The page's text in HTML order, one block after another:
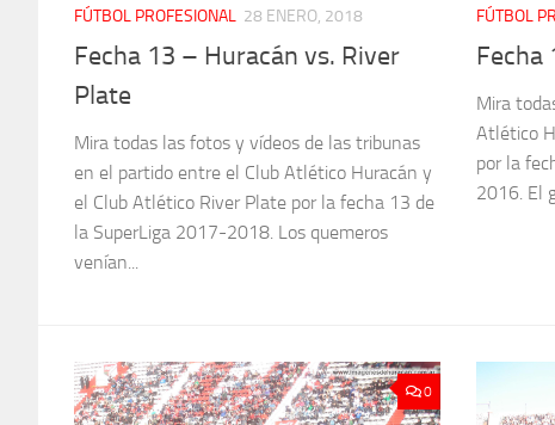
FÚTBOL PROFESIONAL 28 ENERO, 2018
Fecha 13 – Huracán vs. River
Plate
Mira todas las fotos y vídeos de las tribunas
en el partido entre el Club Atlético Huracán y
el Club Atlético River Plate por la fecha 13 de
la SuperLiga 2017-2018. Los quemeros
venían...
FÚTBOL
Fecha
Mira
Atlético
por la
2016. El
0